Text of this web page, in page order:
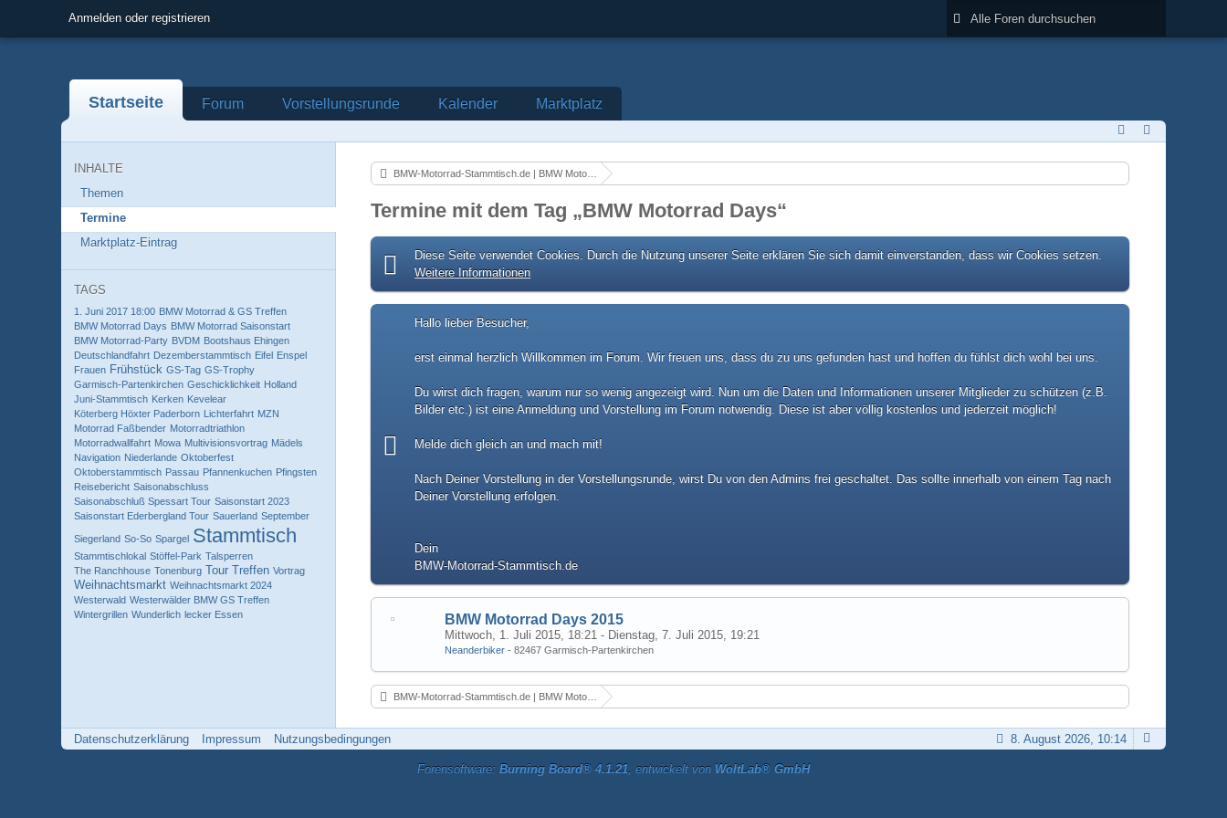
Anmelden oder registrieren
Startseite Forum Vorstellungsrunde Kalender Marktplatz
INHALTE
Themen
Termine
Marktplatz-Eintrag
TAGS
1. Juni 2017 18:00 BMW Motorrad & GS Treffen
BMW Motorrad Days BMW Motorrad Saisonstart
BMW Motorrad-Party BVDM Bootshaus Ehingen
Deutschlandfahrt Dezemberstammtisch Eifel Enspel
Frauen Frühstück GS-Tag GS-Trophy
Garmisch-Partenkirchen Geschicklichkeit Holland
Juni-Stammtisch Kerken Kevelear
Köterberg Höxter Paderborn Lichterfahrt MZN
Motorrad Faßbender Motorradtriathlon
Motorradwallfahrt Mowa Multivisionsvortrag Mädels
Navigation Niederlande Oktoberfest
Oktoberstammtisch Passau Pfannenkuchen Pfingsten
Reisebericht Saisonabschluss
Saisonabschluß Spessart Tour Saisonstart 2023
Saisonstart Ederbergland Tour Sauerland September
Siegerland So-So Spargel Stammtisch
Stammtischlokal Stöffel-Park Talsperren
The Ranchhouse Tonenburg Tour Treffen Vortrag
Weihnachtsmarkt Weihnachtsmarkt 2024
Westerwald Westerwälder BMW GS Treffen
Wintergrillen Wunderlich lecker Essen
BMW-Motorrad-Stammtisch.de | BMW Motorrad Stammtisch aus NRW in Düsseldorf
Termine mit dem Tag „BMW Motorrad Days“
Diese Seite verwendet Cookies. Durch die Nutzung unserer Seite erklären Sie sich damit einverstanden, dass wir Cookies setzen.
Weitere Informationen
Hallo lieber Besucher,
erst einmal herzlich Willkommen im Forum. Wir freuen uns, dass du zu uns gefunden hast und hoffen du fühlst dich wohl bei uns.
Du wirst dich fragen, warum nur so wenig angezeigt wird. Nun um die Daten und Informationen unserer Mitglieder zu schützen (z.B.
Bilder etc.) ist eine Anmeldung und Vorstellung im Forum notwendig. Diese ist aber völlig kostenlos und jederzeit möglich!
Melde dich gleich an und mach mit!
Nach Deiner Vorstellung in der Vorstellungsrunde, wirst Du von den Admins frei geschaltet. Das sollte innerhalb von einem Tag nach
Deiner Vorstellung erfolgen.
Dein
BMW-Motorrad-Stammtisch.de
BMW Motorrad Days 2015
Mittwoch, 1. Juli 2015, 18:21 - Dienstag, 7. Juli 2015, 19:21
Neanderbiker - 82467 Garmisch-Partenkirchen
BMW-Motorrad-Stammtisch.de | BMW Motorrad Stammtisch aus NRW in Düsseldorf
Datenschutzerklärung Impressum Nutzungsbedingungen 8. August 2026, 10:14
Forensoftware: Burning Board® 4.1.21, entwickelt von WoltLab® GmbH